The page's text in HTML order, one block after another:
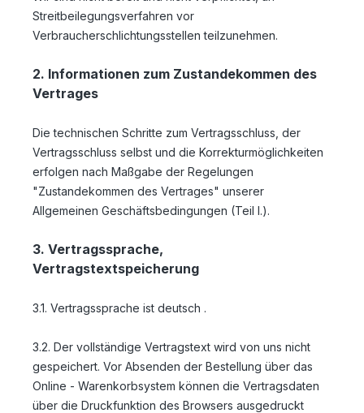
Streitbeilegungsverfahren vor
Verbraucherschlichtungsstellen teilzunehmen.
2. Informationen zum Zustandekommen des
Vertrages
Die technischen Schritte zum Vertragsschluss, der
Vertragsschluss selbst und die Korrekturmöglichkeiten
erfolgen nach Maßgabe der Regelungen
"Zustandekommen des Vertrages" unserer
Allgemeinen Geschäftsbedingungen (Teil I.).
3. Vertragssprache,
Vertragstextspeicherung
3.1. Vertragssprache ist deutsch .
3.2. Der vollständige Vertragstext wird von uns nicht
gespeichert. Vor Absenden der Bestellung über das
Online - Warenkorbsystem können die Vertragsdaten
über die Druckfunktion des Browsers ausgedruckt